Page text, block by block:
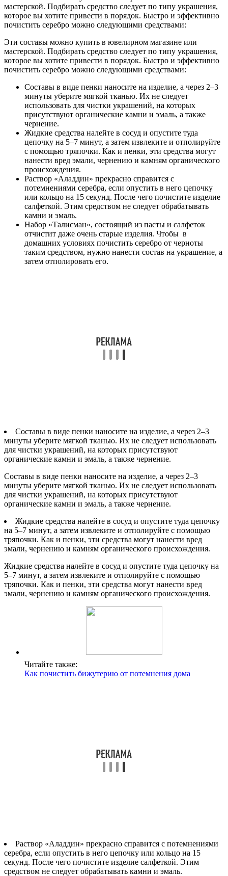
мастерской. Подбирать средство следует по типу украшения,
которое вы хотите привести в порядок. Быстро и эффективно
почистить серебро можно следующими средствами:
Эти составы можно купить в ювелирном магазине или
мастерской. Подбирать средство следует по типу украшения,
которое вы хотите привести в порядок. Быстро и эффективно
почистить серебро можно следующими средствами:
Составы в виде пенки наносите на изделие, а через 2–3
минуты уберите мягкой тканью. Их не следует
использовать для чистки украшений, на которых
присутствуют органические камни и эмаль, а также
чернение.
Жидкие средства налейте в сосуд и опустите туда
цепочку на 5–7 минут, а затем извлеките и отполируйте
с помощью тряпочки. Как и пенки, эти средства могут
нанести вред эмали, чернению и камням органического
происхождения.
Раствор «Аладдин» прекрасно справится с
потемнениями серебра, если опустить в него цепочку
или кольцо на 15 секунд. После чего почистите изделие
салфеткой. Этим средством не следует обрабатывать
камни и эмаль.
Набор «Талисман», состоящий из пасты и салфеток
отчистит даже очень старые изделия. Чтобы в
домашних условиях почистить серебро от черноты
таким средством, нужно нанести состав на украшение, а
затем отполировать его.
Составы в виде пенки наносите на изделие, а через 2–3
минуты уберите мягкой тканью. Их не следует использовать
для чистки украшений, на которых присутствуют
органические камни и эмаль, а также чернение.
Составы в виде пенки наносите на изделие, а через 2–3
минуты уберите мягкой тканью. Их не следует использовать
для чистки украшений, на которых присутствуют
органические камни и эмаль, а также чернение.
Жидкие средства налейте в сосуд и опустите туда цепочку
на 5–7 минут, а затем извлеките и отполируйте с помощью
тряпочки. Как и пенки, эти средства могут нанести вред
эмали, чернению и камням органического происхождения.
Жидкие средства налейте в сосуд и опустите туда цепочку на
5–7 минут, а затем извлеките и отполируйте с помощью
тряпочки. Как и пенки, эти средства могут нанести вред
эмали, чернению и камням органического происхождения.
Читайте также:
Как почистить бижутерию от потемнения дома
Раствор «Аладдин» прекрасно справится с потемнениями
серебра, если опустить в него цепочку или кольцо на 15
секунд. После чего почистите изделие салфеткой. Этим
средством не следует обрабатывать камни и эмаль.